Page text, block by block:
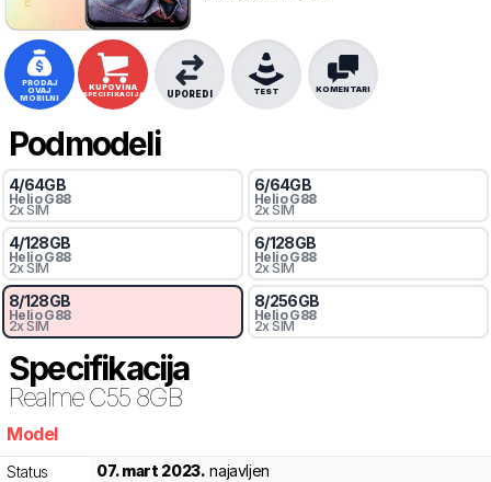
PRODAJ
OVAJ
MOBILNI
KUPOVINA
SPECIFIKACIJA TEST KOMENTARI
UPOREDI
Podmodeli
4/64GB
Helio G88
2x SIM
6/64GB
Helio G88
2x SIM
4/128GB
Helio G88
2x SIM
6/128GB
Helio G88
2x SIM
8/128GB
Helio G88
2x SIM
8/256GB
Helio G88
2x SIM
Specifikacija
RealmeC55 8GB
Model
Status 07. mart 2023. najavljen